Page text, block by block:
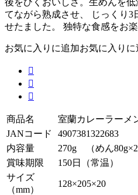
てながら熟成させ、 じっくり3
せたました。 独特な食感をお
お気に入りに追加お気に入りに



商品名
室蘭カレーラーメ
JANコード
4907381322683
内容量
270g （めん
賞味期限
150日（常温）
サイズ
（mm）
128×205×20